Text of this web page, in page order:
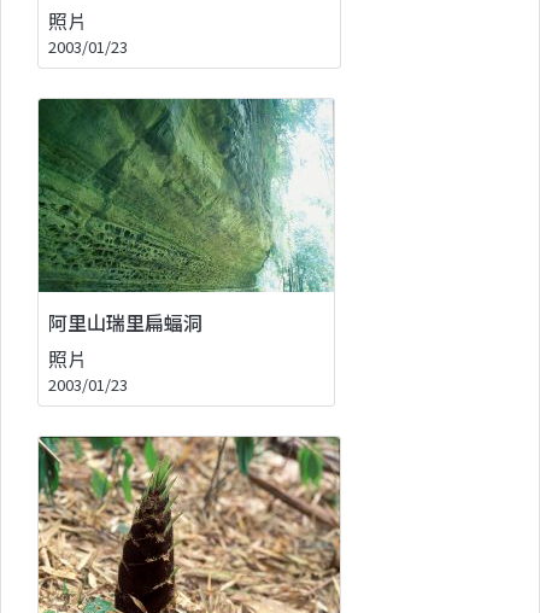
照片
2003/01/23
阿里山瑞里扁蝠洞
照片
2003/01/23